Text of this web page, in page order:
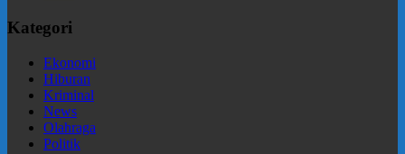
Kategori
Ekonomi
Hiburan
Kriminal
News
Olahraga
Politik